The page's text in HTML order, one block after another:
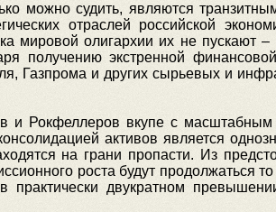
можно судить, являются
отраслей российской
мировой олигархии их не пускают –
получению экстренной
Газпрома и других сырьевых и
и Рокфеллеров вкупе с
активов является
на грани пропасти. Из
роста будут продолжаться то
двукратном